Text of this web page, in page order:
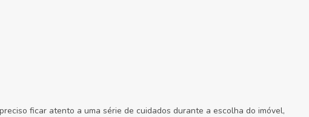
ficar atento a uma série de cuidados durante a escolha do imóvel,